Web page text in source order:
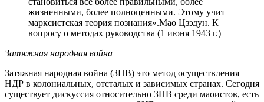
жизненными, более полноценными. Этому учит
марксистская теория познания».Мао Цзэдун. К
вопросу о методах руководства (1 июня 1943 г.)
Затяжная народная война
Затяжная народная война (ЗНВ) это метод осуществления
НДР в колониальных, отсталых и зависимых странах. Сегодня
существует дискуссия относительно ЗНВ среди маоистов, есть